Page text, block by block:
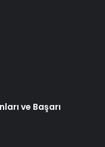
ve Başarı